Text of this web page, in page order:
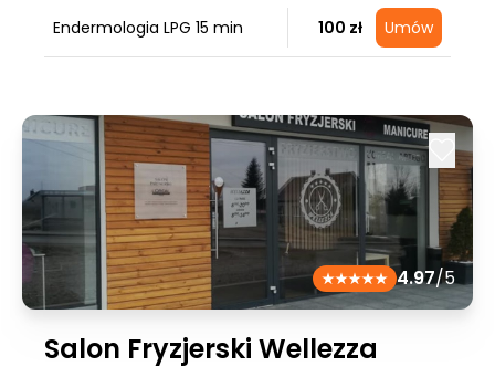
Endermologia LPG 15 min 100 zł Umów
4.97/5
Salon Fryzjerski Wellezza